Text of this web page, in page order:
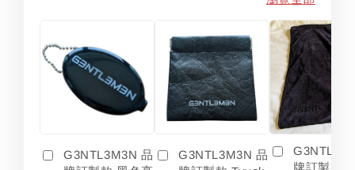
G3NTL3M3N 品
G3NTL3M3N 品
牌訂製款